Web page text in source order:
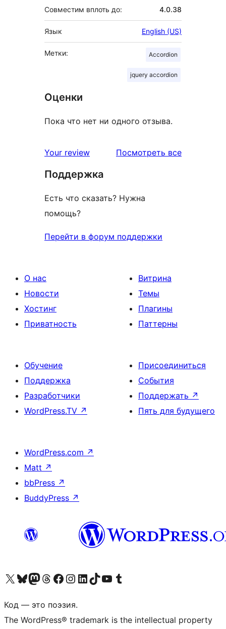
Совместим вплоть до: 4.0.38
Язык English (US)
Метки: Accordion
jquery accordion
Оценки
Пока что нет ни одного отзыва.
Your review Посмотреть всеотзывы
Поддержка
Есть что сказать? Нужна
помощь?
Перейти в форум поддержки
О нас
Новости
Хостинг
Приватность
Витрина
Темы
Плагины
Паттерны
Обучение
Поддержка
Разработчики
WordPress.TV ↗
Присоединиться
События
Поддержать ↗
Пять для будущего
WordPress.com ↗
Matt ↗
bbPress ↗
BuddyPress ↗
Посетите нас в X (ранее Twitter)
Посетите нашу учётную запись в Bluesky
Посетите нашу ленту в Mastodon
Посетите нашу учётную запись в Threads
Посетите нашу страницу на Facebook
Посетите наш Instagram
Посетите нашу страницу в LinkedIn
Посетите нашу учётную запись в TikTok
Посетите наш канал YouTube
Посетите нашу учётную запись в Tumblr
Код — это поэзия.
The WordPress® trademark is the intellectual property